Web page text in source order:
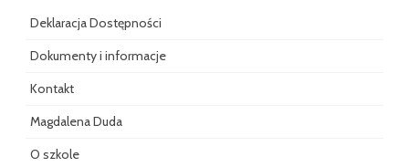
Deklaracja Dostępności
Dokumenty i informacje
Kontakt
Magdalena Duda
O szkole